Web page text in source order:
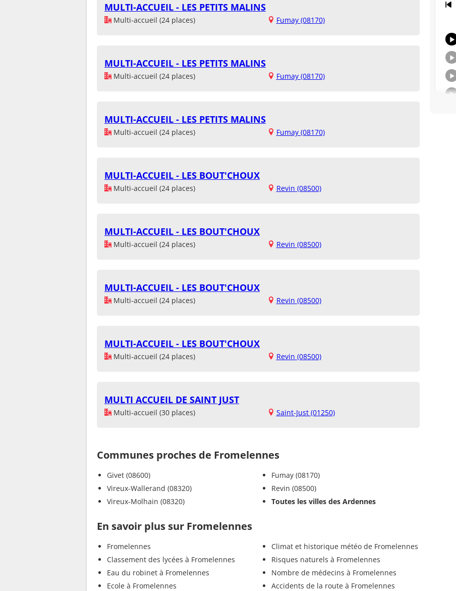
MULTI-ACCUEIL - LES PETITS MALINS
Multi-accueil (24 places) Fumay (08170)
MULTI-ACCUEIL - LES PETITS MALINS
Multi-accueil (24 places) Fumay (08170)
MULTI-ACCUEIL - LES PETITS MALINS
Multi-accueil (24 places) Fumay (08170)
MULTI-ACCUEIL - LES BOUT'CHOUX
Multi-accueil (24 places) Revin (08500)
MULTI-ACCUEIL - LES BOUT'CHOUX
Multi-accueil (24 places) Revin (08500)
MULTI-ACCUEIL - LES BOUT'CHOUX
Multi-accueil (24 places) Revin (08500)
MULTI-ACCUEIL - LES BOUT'CHOUX
Multi-accueil (24 places) Revin (08500)
MULTI ACCUEIL DE SAINT JUST
Multi-accueil (30 places) Saint-Just (01250)
Communes proches de Fromelennes
Givet (08600)
Vireux-Wallerand (08320)
Vireux-Molhain (08320)
Fumay (08170)
Revin (08500)
Toutes les villes des Ardennes
En savoir plus sur Fromelennes
Fromelennes
Classement des lycées à Fromelennes
Eau du robinet à Fromelennes
Ecole à Fromelennes
Climat et historique météo de Fromelennes
Risques naturels à Fromelennes
Nombre de médecins à Fromelennes
Accidents de la route à Fromelennes